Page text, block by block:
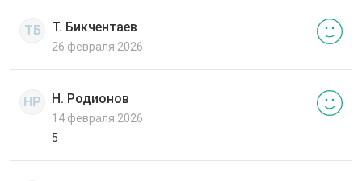
ТБ Т. Бикчентаев
26 февраля 2026
НР Н. Родионов
14 февраля 2026
5